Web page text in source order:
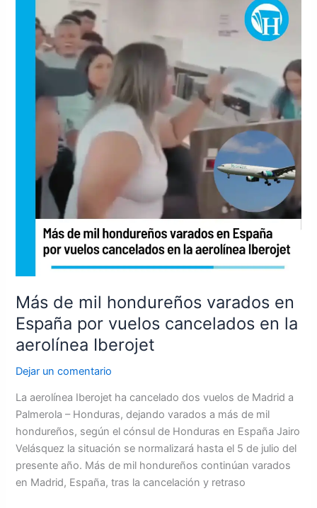
Más de mil hondureños varados en
España por vuelos cancelados en la
aerolínea Iberojet
Dejar un comentario
La aerolínea Iberojet ha cancelado dos vuelos de Madrid a
Palmerola – Honduras, dejando varados a más de mil
hondureños, según el cónsul de Honduras en España Jairo
Velásquez la situación se normalizará hasta el 5 de julio del
presente año. Más de mil hondureños continúan varados
en Madrid, España, tras la cancelación y retraso
hondureños
varados
España
cancelados
aerolínea
Iberojet